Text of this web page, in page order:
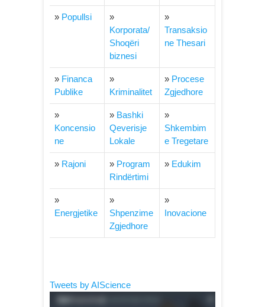
» Popullsi
»
Korporata/
Shoqëri
biznesi
»
Transaksio
ne Thesari
» Financa
Publike
»
Kriminalitet
» Procese
Zgjedhore
»
Koncensio
ne
» Bashki
Qeverisje
Lokale
»
Shkembim
e Tregetare
» Rajoni » Program
Rindërtimi
» Edukim
»
Energjetike
»
Shpenzime
Zgjedhore
»
Inovacione
Tweets by AIScience